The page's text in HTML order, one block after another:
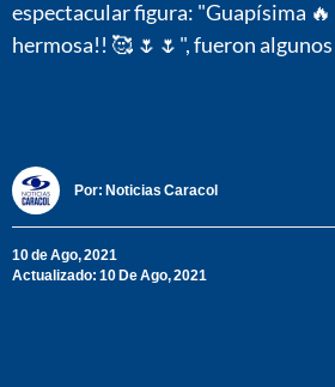
espectacular figura: "Guapísima
hermosa!! 🥰 🌷🌷", fueron
Por: Noticias Caracol
10 de Ago, 2021
Actualizado: 10 De Ago, 2021